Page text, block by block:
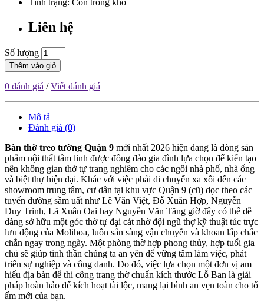
Tình trạng: Còn trong kho
Liên hệ
Số lượng
Thêm vào giỏ
0 đánh giá /Viết đánh giá
Mô tả
Đánh giá (0)
Bàn thờ treo tường Quận 9 mới nhất 2026 hiện đang là dòng sản
phẩm nội thất tâm linh được đông đảo gia đình lựa chọn để kiến tạo
nên không gian thờ tự trang nghiêm cho các ngôi nhà phố, nhà ống
và biệt thự hiện đại. Khác với việc phải di chuyển xa xôi đến các
showroom trung tâm, cư dân tại khu vực Quận 9 (cũ) dọc theo các
tuyến đường sầm uất như Lê Văn Việt, Đỗ Xuân Hợp, Nguyễn
Duy Trinh, Lã Xuân Oai hay Nguyễn Văn Tăng giờ đây có thể dễ
dàng sở hữu một góc thờ tự đại cát nhờ đội ngũ thợ kỹ thuật túc trực
lưu động của Molihoa, luôn sẵn sàng vận chuyển và khoan lắp chắc
chắn ngay trong ngày. Một phòng thờ hợp phong thủy, hợp tuổi gia
chủ sẽ giúp tinh thần chúng ta an yên để vững tâm làm việc, phát
triển sự nghiệp và công danh. Do đó, việc lựa chọn một đơn vị am
hiểu địa bàn để thi công trang thờ chuẩn kích thước Lỗ Ban là giải
pháp hoàn hảo để kích hoạt tài lộc, mang lại bình an vẹn toàn cho tổ
ấm mới của bạn.